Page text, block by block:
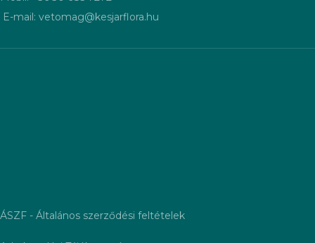
E-mail: vetomag@kesjarflora.hu
ÁSZF - Általános szerződési feltételek